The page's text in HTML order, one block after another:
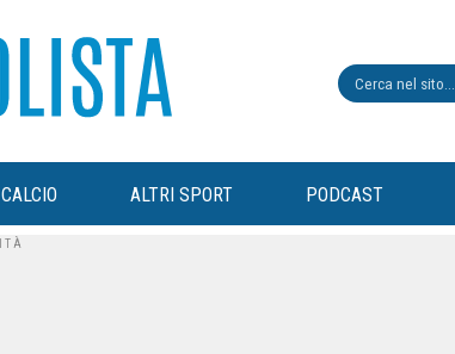
CALCIO ALTRI SPORT PODCAST